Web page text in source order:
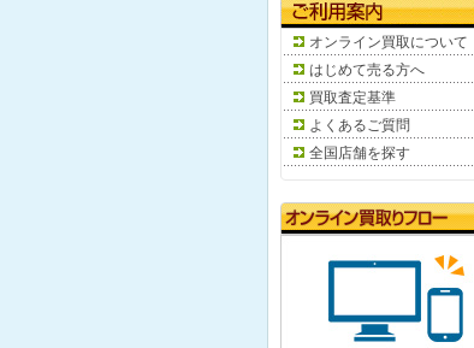
オンライン買取について
はじめて売る方へ
買取査定基準
よくあるご質問
全国店舗を探す